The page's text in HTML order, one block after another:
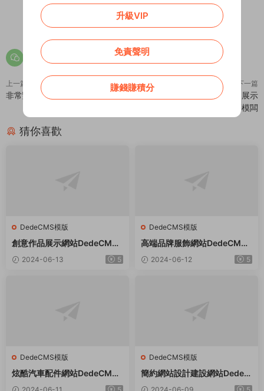
上一篇
非常豔麗的川菜館網站織夢模闆
下一篇
HTML5響應式智能家居産品展示
網站織夢模闆
猜你喜歡
DedeCMS模版
創意作品展示網站DedeCMS
織夢模闆
2024-06-13 5
DedeCMS模版
高端品牌服飾網站DedeCMS
織夢模闆
2024-06-12 5
DedeCMS模版
炫酷汽車配件網站DedeCMS
織夢模闆
DedeCMS模版
簡約網站設計建設網站Dede織
夢模闆
升級VIP
免責聲明
賺錢賺積分